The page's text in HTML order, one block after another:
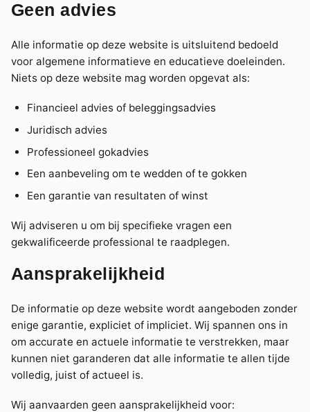
Geen advies
Alle informatie op deze website is uitsluitend bedoeld
voor algemene informatieve en educatieve doeleinden.
Niets op deze website mag worden opgevat als:
Financieel advies of beleggingsadvies
Juridisch advies
Professioneel gokadvies
Een aanbeveling om te wedden of te gokken
Een garantie van resultaten of winst
Wij adviseren u om bij specifieke vragen een
gekwalificeerde professional te raadplegen.
Aansprakelijkheid
De informatie op deze website wordt aangeboden zonder
enige garantie, expliciet of impliciet. Wij spannen ons in
om accurate en actuele informatie te verstrekken, maar
kunnen niet garanderen dat alle informatie te allen tijde
volledig, juist of actueel is.
Wij aanvaarden geen aansprakelijkheid voor: